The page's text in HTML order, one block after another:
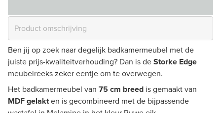
Ben jij op zoek naar degelijk badkamermeubel met de
juiste prijs-kwaliteitverhouding? Dan is deStorke Edge
meubelreeks zeker eentje om te overwegen.
Het badkamermeubel van 75 cm breed is gemaakt van
MDF gelakten is gecombineerd met de bijpassende